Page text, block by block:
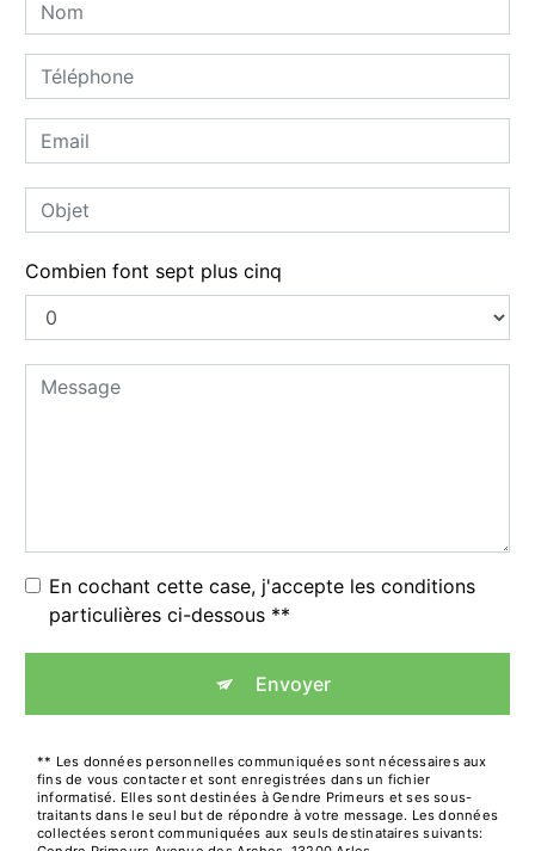
Combien font sept plus cinq
En cochant cette case, j'accepte les conditions
particulières ci-dessous **
Envoyer
** Les données personnelles communiquées sont nécessaires aux
fins de vous contacter et sont enregistrées dans un fichier
informatisé. Elles sont destinées à Gendre Primeurs et ses sous-
traitants dans le seul but de répondre à votre message. Les données
collectées seront communiquées aux seuls destinataires suivants: